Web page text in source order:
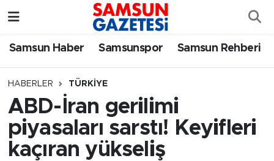
Samsun Haber Samsunspor Samsun Rehberi
HABERLER TÜRKIYE
ABD-İran gerilimi
piyasaları sarstı! Keyifleri
kaçıran yükseliş
Samsun Haber
Samsunspor
Samsun Rehberi
Resmi İlanlar
Samsun Nöbetçi Eczaneler
Samsun Hava Durumu
SAMSUN Namaz Vakitleri
Samsun Trafik Yoğunluk Haritası